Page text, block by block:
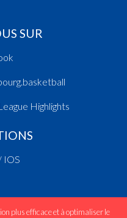
SUR
Highlights
IOS
plus efficace et à optimaliser le